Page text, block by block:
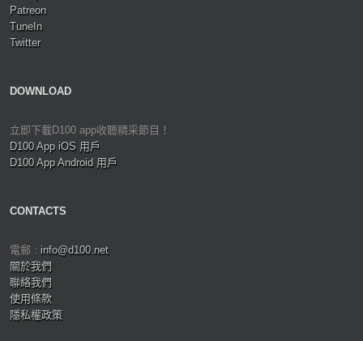
Patreon
TuneIn
Twitter
DOWNLOAD
立即下載D100 app收聽精采節目！
D100 App iOS 用戶
D100 App Android 用戶
CONTACTS
電郵 : info@d100.net
關於我們
聯絡我們
使用條款
隱私權政策